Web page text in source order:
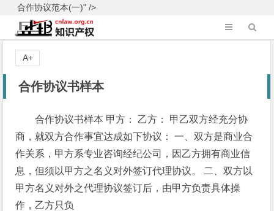
合作协议范本(一)" />
合作协议书样本
合作协议书样本 甲方： 乙方： 甲乙双方经充分协
商，就双方合作事宜达成如下协议： 一、双方是商业合
作关系，甲方系专业咨询经纪公司，因乙方拥有商业信
息，但须以甲方之名义对外签订代理协议。 二、双方以
甲方名义对外之代理协议签订后，由甲方负责具体操
作，乙方只负
A+